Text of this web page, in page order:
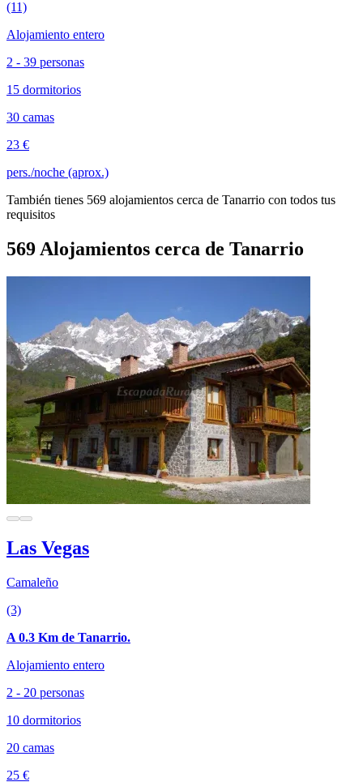
(11)
Alojamiento entero
2 - 39 personas
15 dormitorios
30 camas
23 €
pers./noche (aprox.)
También tienes 569 alojamientos cerca de Tanarrio con todos tus
requisitos
569 Alojamientos cerca de Tanarrio
Las Vegas
Camaleño
(3)
A 0.3 Km de Tanarrio.
Alojamiento entero
2 - 20 personas
10 dormitorios
20 camas
25 €